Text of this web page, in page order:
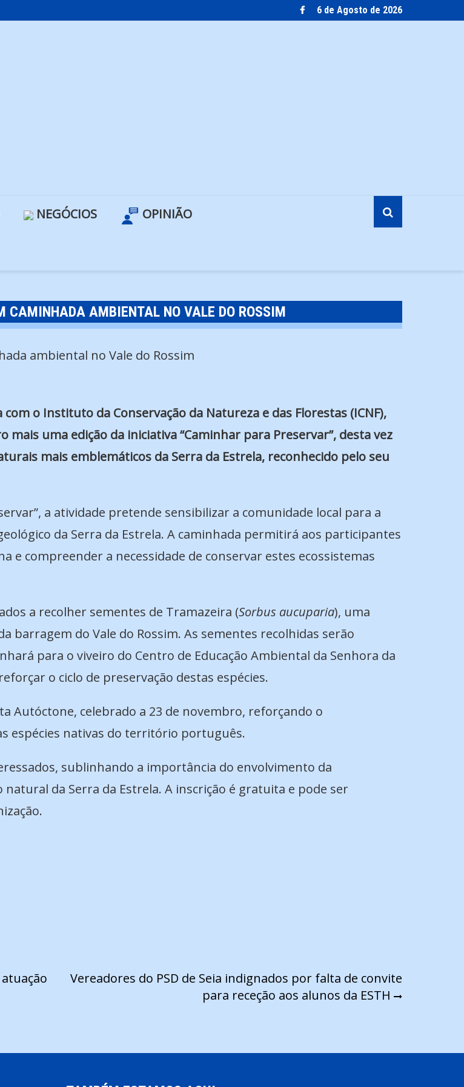
6 de Agosto de 2026
NEGÓCIOS OPINIÃO
CAMINHADA AMBIENTAL NO VALE DO ROSSIM
o Instituto da Conservação da Natureza e das Florestas (ICNF),
uma edição da iniciativa “Caminhar para Preservar”, desta vez
mais emblemáticos da Serra da Estrela, reconhecido pelo seu
a atividade pretende sensibilizar a comunidade local para a
da Serra da Estrela. A caminhada permitirá aos participantes
e compreender a necessidade de conservar estes ecossistemas
a recolher sementes de Tramazeira (Sorbus aucuparia), uma
barragem do Vale do Rossim. As sementes recolhidas serão
para o viveiro do Centro de Educação Ambiental da Senhora da
o ciclo de preservação destas espécies.
Autóctone, celebrado a 23 de novembro, reforçando o
espécies nativas do território português.
sublinhando a importância do envolvimento da
da Serra da Estrela. A inscrição é gratuita e pode ser
Vereadores do PSD de Seia indignados por falta de convite
para receção aos alunos da ESTH